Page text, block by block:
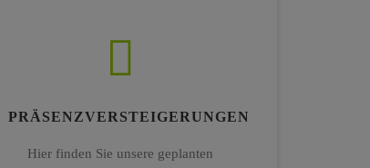
PRÄSENZVERSTEIGERUNGEN
Hier finden Sie unsere geplanten